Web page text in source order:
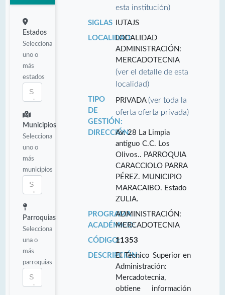
Estados
Selecciona
uno o
más
estados
Municipios
Selecciona
uno o
más
municipios
Parroquias
Selecciona
una o
más
parroquias
esta institución)
SIGLAS
IUTAJS
LOCALIDAD:LOCALIDAD
ADMINISTRACIÓN:
MERCADOTECNIA
(ver el detalle de esta
localidad)
TIPO
DE
GESTIÓN:
PRIVADA(ver toda la
oferta oferta privada)
DIRECCIÓN:Av. 28 La Limpia
antiguo C.C. Los
Olivos.. PARROQUIA
CARACCIOLO PARRA
PÉREZ. MUNICIPIO
MARACAIBO. Estado
ZULIA.
PROGRAMA
ACADÉMICO:
ADMINISTRACIÓN:
MERCADOTECNIA
CÓDIGO:11353
DESCRIPCIÓN:El Técnico Superior en
Administración:
Mercadotecnia,
obtiene información